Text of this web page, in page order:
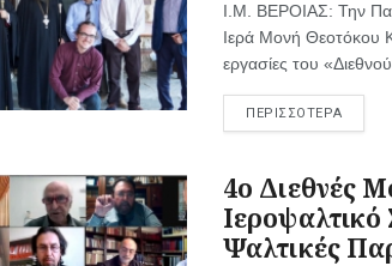
Ι.Μ. ΒΕΡΟΙΑΣ: Την
Ιερά Μονή Θεοτόκου
εργασίες του
ΠΕΡΙΣΣΟΤΕΡΑ
4ο Διεθνές
Ψαλτικές